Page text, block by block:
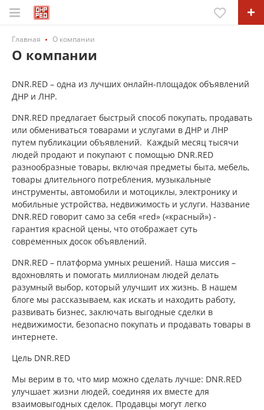
Главная О компании
О компании
DNR.RED – одна из лучших онлайн-площадок объявлений
ДНР и ЛНР.
DNR.RED предлагает быстрый способ покупать, продавать
или обмениваться товарами и услугами в ДНР и ЛНР
путем публикации объявлений. Каждый месяц тысячи
людей продают и покупают с помощью DNR.RED
разнообразные товары, включая предметы быта, мебель,
товары длительного потребления, музыкальные
инструменты, автомобили и мотоциклы, электронику и
мобильные устройства, недвижимость и услуги. Название
DNR.RED говорит само за себя «red» («красный») -
гарантия красной цены, что отображает суть
современных досок объявлений.
DNR.RED – платформа умных решений. Наша миссия –
вдохновлять и помогать миллионам людей делать
разумный выбор, который улучшит их жизнь. В нашем
блоге мы рассказываем, как искать и находить работу,
развивать бизнес, заключать выгодные сделки в
недвижимости, безопасно покупать и продавать товары в
интернете.
Цель DNR.RED
Мы верим в то, что мир можно сделать лучше: DNR.RED
улучшает жизни людей, соединяя их вместе для
взаимовыгодных сделок. Продавцы могут легко